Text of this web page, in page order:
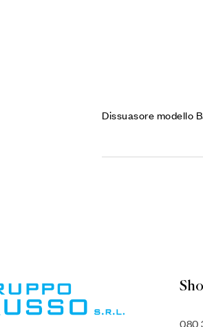
Dissuasore modello
080